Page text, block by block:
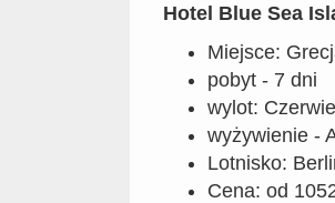
Hotel Blue Sea
Miejsce:
pobyt - 7 dni
wylot:
wyżywienie -
Lotnisko:
Cena: od